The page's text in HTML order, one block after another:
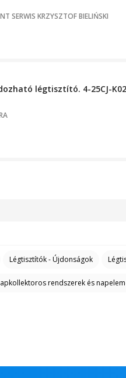
SERWIS KRZYSZTOF BIELIŃSKI
légtisztító. 4-25CJ-
Légtisztítók - Újdonságok
rendszerek és